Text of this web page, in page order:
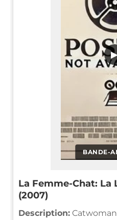
BANDE-
La Femme-Chat: La
(2007)
Description: